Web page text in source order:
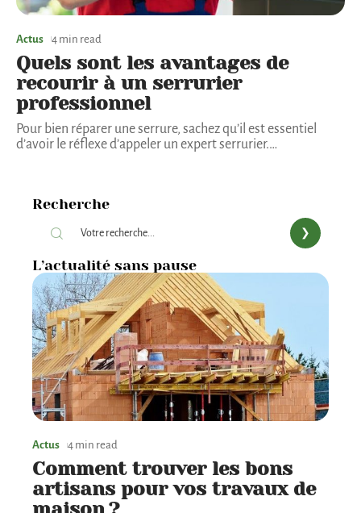
Actus 4 min read
Quels sont les avantages de
recourir à un serrurier
professionnel
Pour bien réparer une serrure, sachez qu’il est essentiel
d’avoir le réflexe d’appeler un expert serrurier.…
Recherche
L’actualité sans pause
Actus 4 min read
Comment trouver les bons
artisans pour vos travaux de